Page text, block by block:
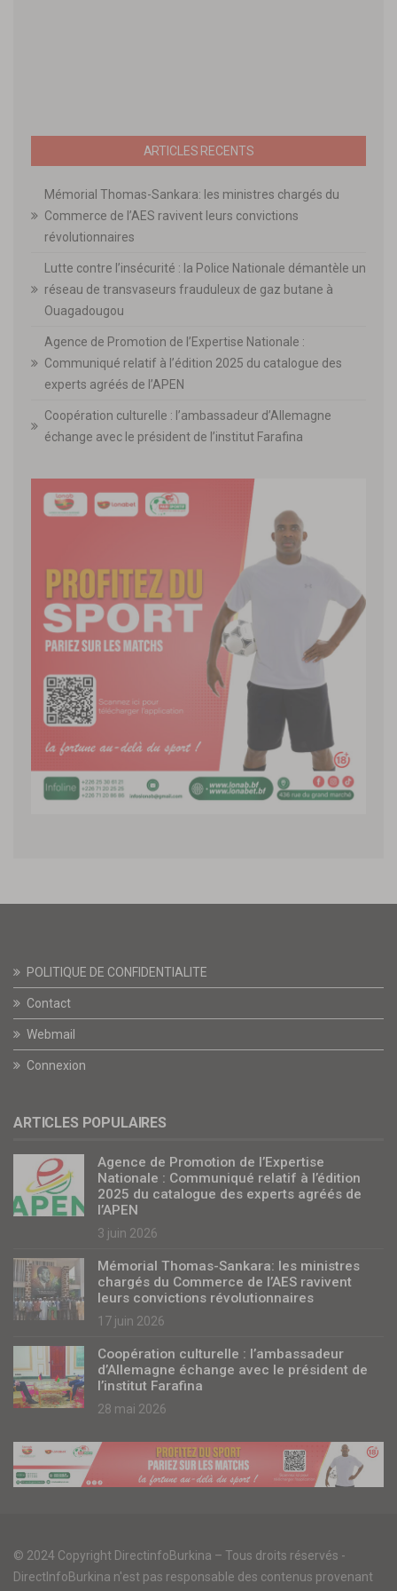
ARTICLES RECENTS
Mémorial Thomas-Sankara: les ministres chargés du
Commerce de l’AES ravivent leurs convictions
révolutionnaires
Lutte contre l’insécurité : la Police Nationale démantèle un
réseau de transvaseurs frauduleux de gaz butane à
Ouagadougou
Agence de Promotion de l’Expertise Nationale :
Communiqué relatif à l’édition 2025 du catalogue des
experts agréés de l’APEN
Coopération culturelle : l’ambassadeur d’Allemagne
échange avec le président de l’institut Farafina
POLITIQUE DE CONFIDENTIALITE
Contact
Webmail
Connexion
ARTICLES POPULAIRES
Agence de Promotion de l’Expertise
Nationale : Communiqué relatif à l’édition
2025 du catalogue des experts agréés de
l’APEN
3 juin 2026
Mémorial Thomas-Sankara: les ministres
chargés du Commerce de l’AES ravivent
leurs convictions révolutionnaires
17 juin 2026
Coopération culturelle : l’ambassadeur
d’Allemagne échange avec le président de
l’institut Farafina
28 mai 2026
© 2024 Copyright DirectinfoBurkina – Tous droits réservés -
DirectInfoBurkina n'est pas responsable des contenus provenant